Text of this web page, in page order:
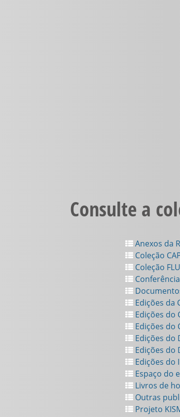
Consulte a
Anexos da
Coleção
Coleção
Edições da
Edições do
Edições do
Edições do
Edições do
Edições do
Espaço do
Livros de
Outras
Projeto